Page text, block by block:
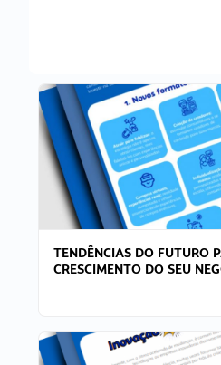
TENDÊNCIAS DO FUTURO
CRESCIMENTO DO SEU